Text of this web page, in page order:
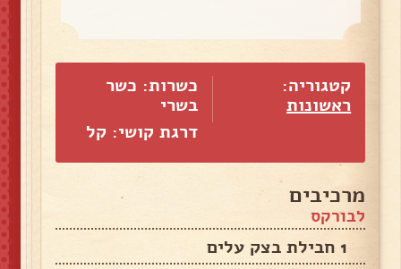
קטגוריה:
ראשונות
כשרות: כשר
בשרי
דרגת קושי: קל
מרכיבים
לבורקס
1 חבילת בצק עלים